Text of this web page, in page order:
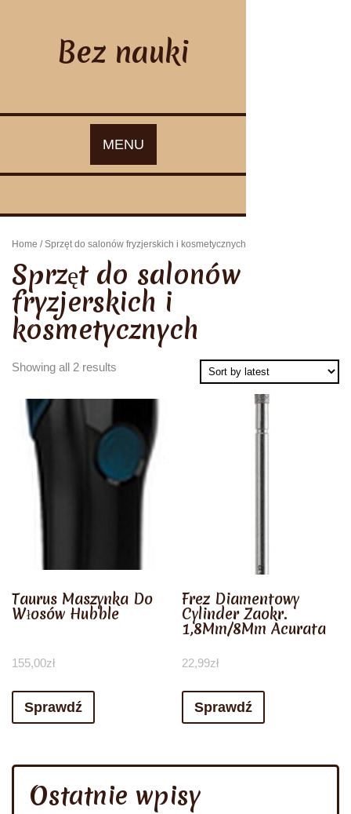
Bez nauki
MENU
Home / Sprzęt do salonów fryzjerskich i kosmetycznych
Sprzęt do salonów
fryzjerskich i
kosmetycznych
Showing all 2 results
Taurus Maszynka Do
Włosów Hubble
155,00zł
Sprawdź
Frez Diamentowy
Cylinder Zaokr.
1,8Mm/8Mm Acurata
22,99zł
Sprawdź
Ostatnie wpisy